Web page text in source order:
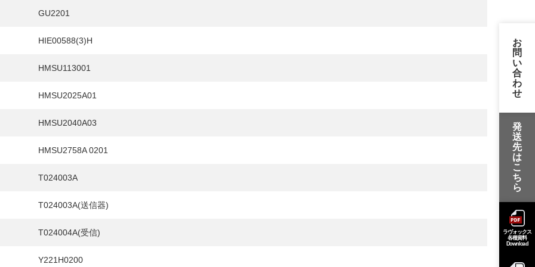
お
問
い
合
わ
せ
発
送
先
は
こ
ち
ら
ラヴォックス
各種資料
Download
GU2201
HIE00588(3)H
HMSU113001
HMSU2025A01
HMSU2040A03
HMSU2758A 0201
T024003A
T024003A(送信器)
T024004A(受信)
Y221H0200